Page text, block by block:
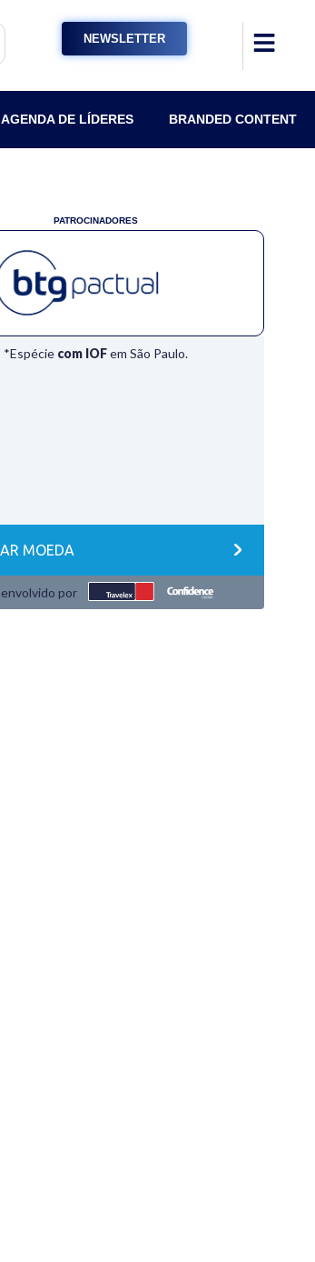
NEWSLETTER
AGENDA DE LÍDERES BRANDED CONTENT
PATROCINADORES